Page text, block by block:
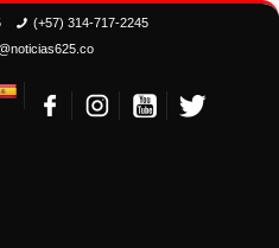
(+57) 314-717-2245